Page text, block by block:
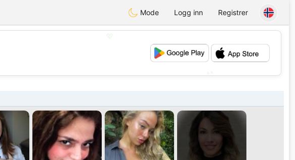
Mode Logg inn Registrer